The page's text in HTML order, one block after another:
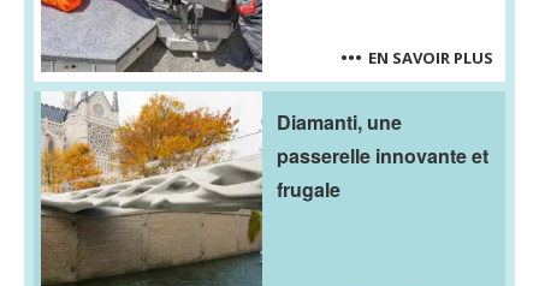
EN SAVOIR PLUS
Diamanti, une
passerelle innovante et
frugale